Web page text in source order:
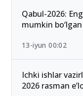
Ommabop
Qabul-2026:
mumkin
13-iyun 00:02